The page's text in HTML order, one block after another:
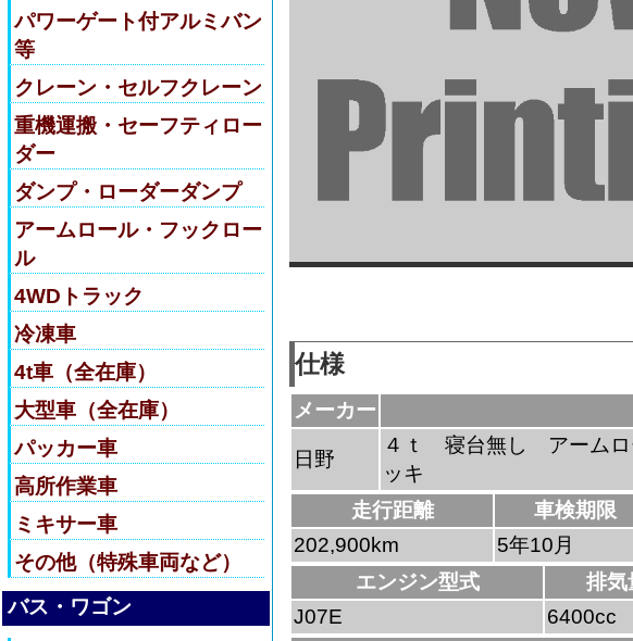
パワーゲート付アルミバン
等
クレーン・セルフクレーン
重機運搬・セーフティロー
ダー
ダンプ・ローダーダンプ
アームロール・フックロー
ル
4WDトラック
冷凍車
4t車（全在庫）
大型車（全在庫）
パッカー車
高所作業車
ミキサー車
その他（特殊車両など）
バス・ワゴン
仕様
メーカー
日野
４ｔ 寝台無し アーム
ッキ
走行距離
車検期限
202,900km
5年10月
エンジン型式
排気
J07E
6400cc